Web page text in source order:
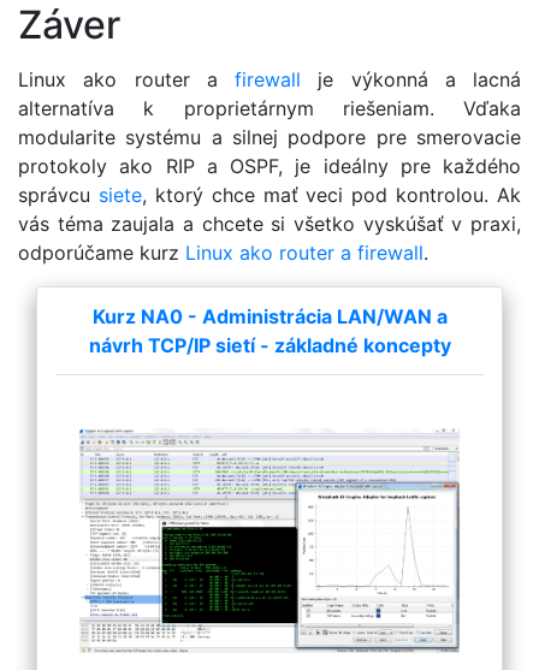
Záver
Linux ako router a firewall je výkonná a lacná
alternatíva k proprietárnym riešeniam. Vďaka
modularite systému a silnej podpore pre smerovacie
protokoly ako RIP a OSPF, je ideálny pre každého
správcu siete, ktorý chce mať veci pod kontrolou. Ak
vás téma zaujala a chcete si všetko vyskúšať v praxi,
odporúčame kurz Linux ako router a firewall.
Kurz NA0 - Administrácia LAN/WAN a
návrh TCP/IP sietí - základné koncepty